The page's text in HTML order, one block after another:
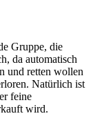
Gruppe, die
da automatisch
und retten wollen
Natürlich ist
feine
wird.